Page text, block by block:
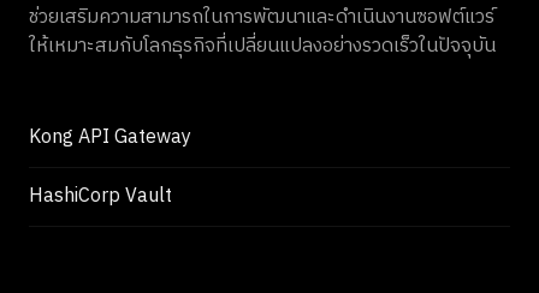
ช่วยเสริมความสามารถในการพัฒนาและดำเนินงานซอฟต์แวร์
ให้เหมาะสมกับโลกธุรกิจที่เปลี่ยนแปลงอย่างรวดเร็วในปัจจุบัน
Kong API Gateway
HashiCorp Vault